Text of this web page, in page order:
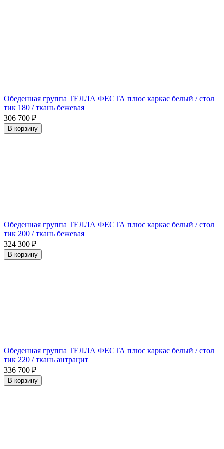
Обеденная группа ТЕЛЛА ФЕСТА плюс каркас белый / стол
тик 180 / ткань бежевая
306 700 ₽
В корзину
Обеденная группа ТЕЛЛА ФЕСТА плюс каркас белый / стол
тик 200 / ткань бежевая
324 300 ₽
В корзину
Обеденная группа ТЕЛЛА ФЕСТА плюс каркас белый / стол
тик 220 / ткань антрацит
336 700 ₽
В корзину